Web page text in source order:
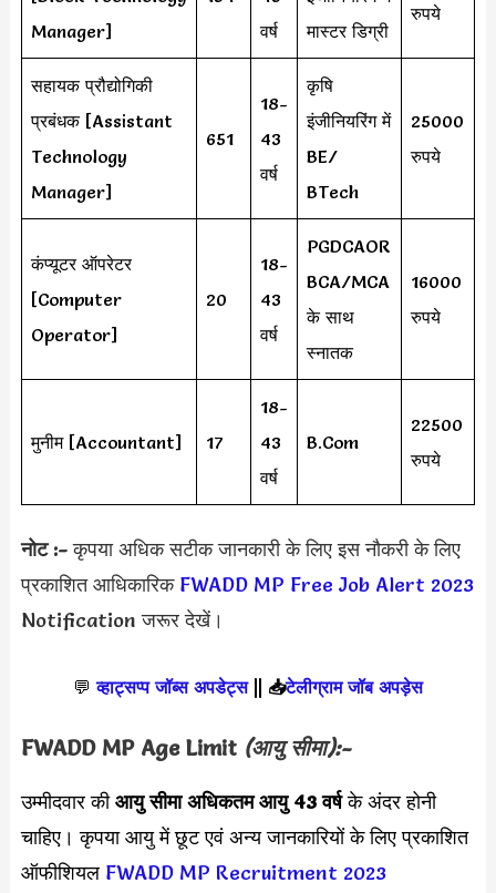
Manager]
वर्ष
मास्टर डिग्री
रुपये
सहायक प्रौद्योगिकी
प्रबंधक [Assistant
Technology
Manager]
651
18-
43
वर्ष
कृषि
इंजीनियरिंग में
BE/
BTech
25000
रुपये
कंप्यूटर ऑपरेटर
[Computer
Operator]
20
18-
43
वर्ष
PGDCAOR
BCA/MCA
के साथ
स्नातक
16000
रुपये
मुनीम [Accountant] 17
18-
43
वर्ष
B.Com
22500
रुपये
नोट :-कृपया अधिक सटीक जानकारी के लिए इस नौकरी के लिए
प्रकाशित आधिकारिक FWADD MP Free Job Alert 2023
Notification जरूर देखें।
💬 व्हाट्सप्प जॉब्स अपडेट्स|| 📥टेलीग्राम जॉब अपड़ेस
FWADD MP Age Limit (आयु सीमा):-
उम्मीदवार कीआयु सीमा अधिकतम आयु 43 वर्षके अंदर होनी
चाहिए। कृपया आयु में छूट एवं अन्य जानकारियों के लिए प्रकाशित
ऑफीशियल FWADD MP Recruitment 2023